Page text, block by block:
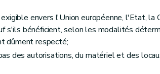
envers l'Union européenne, l'Etat, la
s'ils bénéficient, selon les modalités
dûment respecté;
des autorisations, du matériel et des